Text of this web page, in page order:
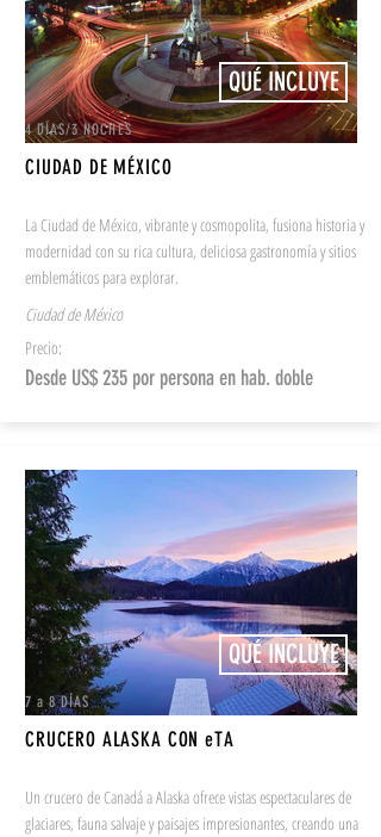
4 DÍAS/3 NOCHES
QUÉ INCLUYE
CIUDAD DE MÉXICO
La Ciudad de México, vibrante y cosmopolita, fusiona historia y
modernidad con su rica cultura, deliciosa gastronomía y sitios
emblemáticos para explorar.
Ciudad de México
Precio:
Desde US$ 235 por persona en hab. doble
7 a 8 DÍAS
QUÉ INCLUYE
CRUCERO ALASKA CON eTA
Un crucero de Canadá a Alaska ofrece vistas espectaculares de
glaciares, fauna salvaje y paisajes impresionantes, creando una